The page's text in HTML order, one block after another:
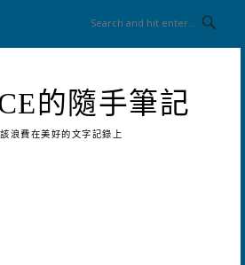
的隨手筆記
浪費在美好的文字記錄上